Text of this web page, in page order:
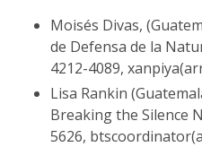
Moisés Divas,
de Defensa de la
4212-4089,
Lisa Rankin
Breaking the Silence
5626,